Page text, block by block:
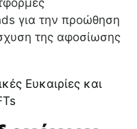
για την προώθηση
της αφοσίωσης
Ευκαιρίες και